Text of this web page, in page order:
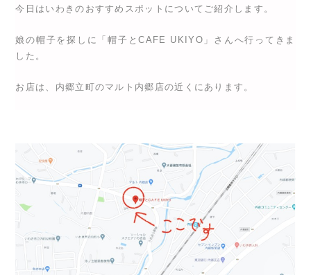
今日はいわきのおすすめスポットについてご紹介します。
娘の帽子を探しに「帽子とCAFE UKIYO」さんへ行ってきま
した。
お店は、内郷立町のマルト内郷店の近くにあります。